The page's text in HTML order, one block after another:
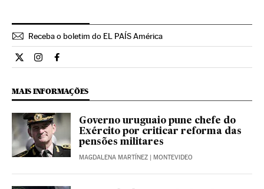
Receba o boletim do EL PAÍS América
Internacional El País Brasil en Twitter
Internacional El País Brasil en Instagram
Internacional El País Brasil en Facebook
MAIS INFORMAÇÕES
Governo uruguaio pune chefe do
Exército por criticar reforma das
pensões militares
MAGDALENA MARTÍNEZ | MONTEVIDEO